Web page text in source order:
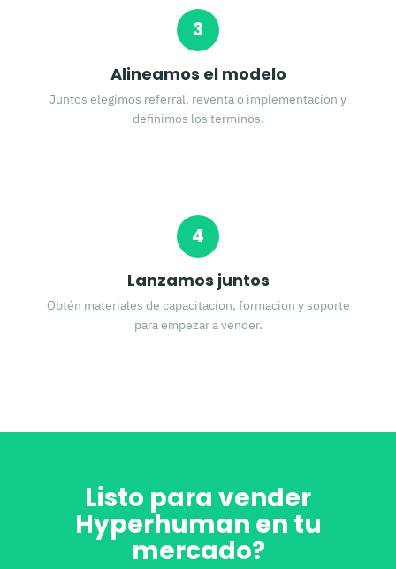
3
Alineamos el modelo
Juntos elegimos referral, reventa o implementacion y
definimos los terminos.
4
Lanzamos juntos
Obtén materiales de capacitacion, formacion y soporte
para empezar a vender.
Listo para vender
Hyperhuman en tu
mercado?